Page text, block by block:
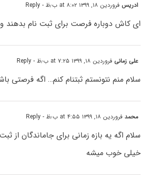
ادریس فروردین ۱۸, ۱۳۹۹ at ۸:۰۲ ب٫ظ - Reply
ای کاش دوباره فرصت برای ثبت نام بدهند
علی زمانی فروردین ۱۸, ۱۳۹۹ at ۷:۲۵ ب٫ظ - Reply
سلام منم نتونستم ثبتنام کنم… اگه فرصتی
محمدفروردین ۱۸, ۱۳۹۹ at ۴:۵۵ ب٫ظ - Reply
سلام اگه یه بازه زمانی برای جاماندگان از
خیلی خوب میشه